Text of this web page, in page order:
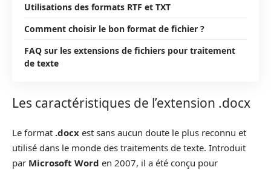
Utilisations des formats RTF et TXT
Comment choisir le bon format de fichier ?
FAQ sur les extensions de fichiers pour traitement
de texte
Les caractéristiques de l’extension .docx
Le format .docx est sans aucun doute le plus reconnu et
utilisé dans le monde des traitements de texte. Introduit
par Microsoft Word en 2007, il a été conçu pour